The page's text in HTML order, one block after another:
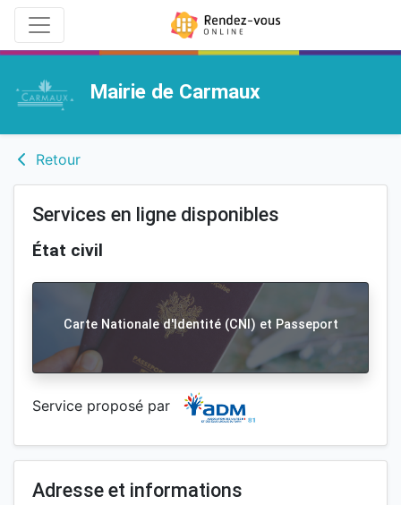
Mairie de Carmaux
Retour
Services en ligne disponibles
État civil
Carte Nationale d'Identité (CNI) et Passeport
Service proposé par
Adresse et informations